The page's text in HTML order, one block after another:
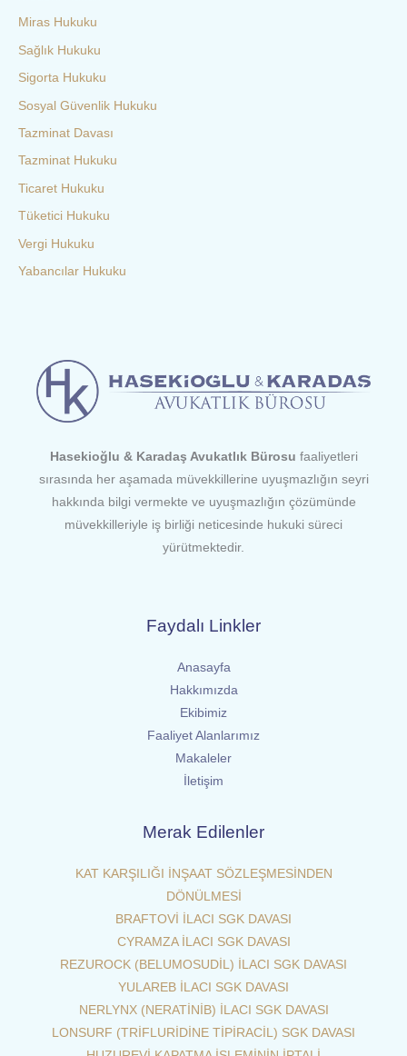
Miras Hukuku
Sağlık Hukuku
Sigorta Hukuku
Sosyal Güvenlik Hukuku
Tazminat Davası
Tazminat Hukuku
Ticaret Hukuku
Tüketici Hukuku
Vergi Hukuku
Yabancılar Hukuku
Hasekioğlu & Karadaş Avukatlık Bürosu faaliyetleri
sırasında her aşamada müvekkillerine uyuşmazlığın seyri
hakkında bilgi vermekte ve uyuşmazlığın çözümünde
müvekkilleriyle iş birliği neticesinde hukuki süreci
yürütmektedir.
Faydalı Linkler
Anasayfa
Hakkımızda
Ekibimiz
Faaliyet Alanlarımız
Makaleler
İletişim
Merak Edilenler
KAT KARŞILIĞI İNŞAAT SÖZLEŞMESİNDEN
DÖNÜLMESİ
BRAFTOVİ İLACI SGK DAVASI
CYRAMZA İLACI SGK DAVASI
REZUROCK (BELUMOSUDİL) İLACI SGK DAVASI
YULAREB İLACI SGK DAVASI
NERLYNX (NERATİNİB) İLACI SGK DAVASI
LONSURF (TRİFLURİDİNE TİPİRACİL) SGK DAVASI